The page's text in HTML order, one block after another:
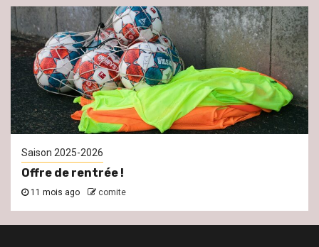
Saison 2025-2026
Offre de rentrée !
11 mois ago comite